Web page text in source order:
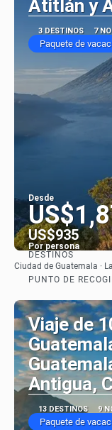
Atitlán y
3 DESTINOS 7
Paquete de
Desde
US$935
Por persona
DESTINOS
Ciudad de Guatemala ·
PUNTO DE
Viaje de
Antigua,
13 DESTINOS 9
Paquete de